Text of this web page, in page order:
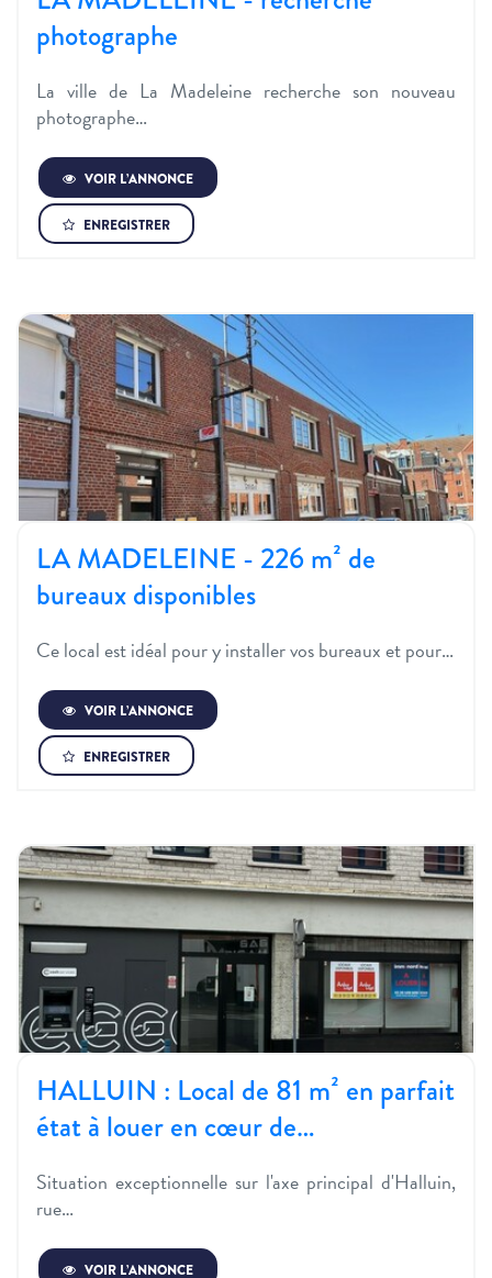
photographe
La ville de La Madeleine recherche son nouveau
photographe…
VOIR L’ANNONCE
ENREGISTRER
LA MADELEINE - 226 m² de
bureaux disponibles
Ce local est idéal pour y installer vos bureaux et pour…
VOIR L’ANNONCE
ENREGISTRER
HALLUIN : Local de 81 m² en parfait
état à louer en cœur de…
Situation exceptionnelle sur l'axe principal d'Halluin,
rue…
VOIR L’ANNONCE